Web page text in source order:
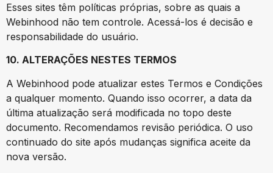
Esses sites têm políticas próprias, sobre as quais a
Webinhood não tem controle. Acessá-los é decisão e
responsabilidade do usuário.
10. ALTERAÇÕES NESTES TERMOS
A Webinhood pode atualizar estes Termos e Condições
a qualquer momento. Quando isso ocorrer, a data da
última atualização será modificada no topo deste
documento. Recomendamos revisão periódica. O uso
continuado do site após mudanças significa aceite da
nova versão.